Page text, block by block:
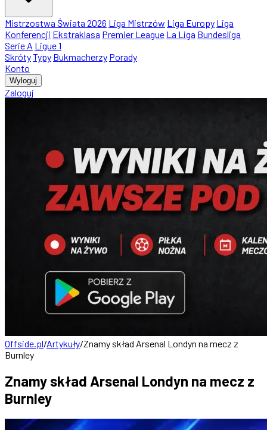
Mistrzostwa Świata 2026 Liga Mistrzów Liga Europy Liga
Konferencji Ekstraklasa Premier League La Liga Bundesliga
Serie A Ligue 1
SkrótyTypy Bukmacherzy Porady
Konto
Wyloguj
Zaloguj
Offside.pl/Artykuły/Znamy skład Arsenal Londyn na mecz z
Burnley
Znamy skład Arsenal Londyn na mecz z
Burnley